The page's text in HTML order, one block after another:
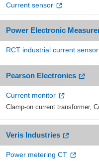
Current sensor
Power Electronic
RCT industrial current sensor
Pearson Electronics
Current monitor
Clamp-on current transformer,
Veris Industries
Power metering CT